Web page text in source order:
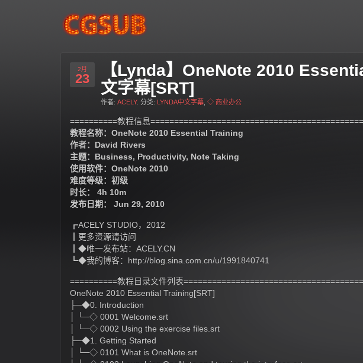
2月
23
【Lynda】OneNote 2010
文字幕[SRT]
作者: ACELY. 分类: LYNDA中文字幕 ◇ 商业办公
==========教程信息
教程名称：OneNote 2010 Essential Training
作者：David Rivers
主题：Business, Productivity, Note Taking
使用软件：OneNote 2010
难度等级：初级
时长： 4h 10m
发布日期： Jun 29, 2010
┏ACELY STUDIO，2012
┃更多资源请访问
┃◆唯一发布站：ACELY.CN
┗◆我的博客：http://blog.sina.com.cn/u/1991840741
==========教程目录文件列表
OneNote 2010 Essential Training[SRT]
├─◆0. Introduction
│ └─◇ 0001 Welcome.srt
│ └─◇ 0002 Using the exercise files.srt
├─◆1. Getting Started
│ └─◇ 0101 What is OneNote.srt